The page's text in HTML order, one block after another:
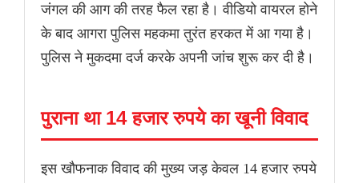
जंगल की आग की तरह फैल रहा है। वीडियो वायरल होने
के बाद आगरा पुलिस महकमा तुरंत हरकत में आ गया है।
पुलिस ने मुकदमा दर्ज करके अपनी जांच शुरू कर दी है।
पुराना था 14 हजार रुपये का खूनी विवाद
इस खौफनाक विवाद की मुख्य जड़ केवल 14 हजार रुपये